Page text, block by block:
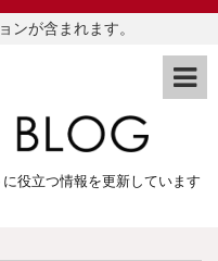
ンが含まれます。
役立つ情報を更新しています